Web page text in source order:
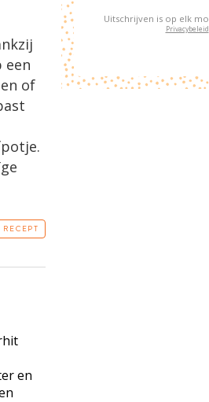
een
of
en
Uitschrijven is op elk
Privacybeleid